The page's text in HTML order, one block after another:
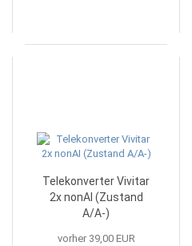
Telekonverter Vivitar
2x nonAI (Zustand
A/A-)
vorher 39,00 EUR